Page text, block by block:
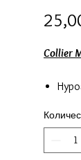
Collier
Tour